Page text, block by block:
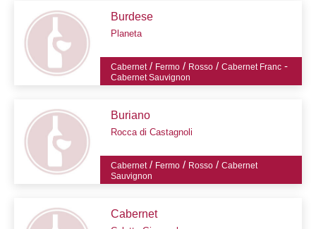
Burdese
Planeta
Cabernet/ Fermo / Rosso /Cabernet Franc -
Cabernet Sauvignon
Buriano
Rocca di Castagnoli
Cabernet/ Fermo / Rosso /Cabernet
Sauvignon
Cabernet